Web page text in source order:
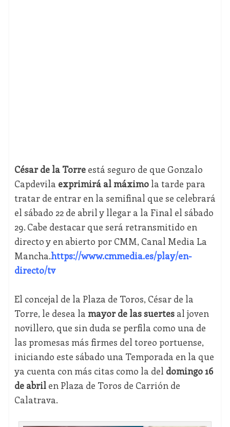
César de la Torreestá seguro de que Gonzalo
Capdevila exprimirá al máximola tarde para
tratar de entrar en la semifinal que se celebrará
el sábado 22 de abril y llegar a la Final el sábado
29. Cabe destacar que será retransmitido en
directo y en abierto por CMM, Canal Media La
Mancha.https://www.cmmedia.es/play/en-
directo/tv
El concejal de la Plaza de Toros, César de la
Torre, le desea la mayor de las suertesal joven
novillero, que sin duda se perfila como una de
las promesas más firmes del toreo portuense,
iniciando este sábado una Temporada en la que
ya cuenta con más citas como la del domingo 16
de abrilen Plaza de Toros de Carrión de
Calatrava.